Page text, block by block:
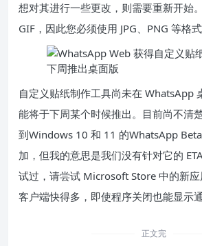
想对其进行一些更改，则需要重新开始
GIF，因此您必须使用 JPG、PNG 等格式
自定义贴纸制作工具尚未在 WhatsApp
能将于下周某个时候推出。目前尚不清
到Windows 10 和 11 的WhatsApp
加，但我的意思是我们没有针对它的
试过，请尝试 Microsoft Store 中的新
客户端快得多，即使程序关闭也能显示通
正文完